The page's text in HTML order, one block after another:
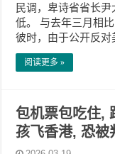
民调，卑诗省省长
低。 与去年三月相
彼时，由于公开反
阅读更多 »
包机票包吃住,
孩飞香港, 恐被